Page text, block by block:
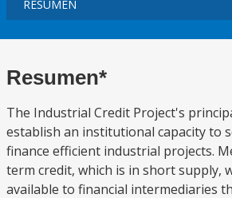
Resumen*
The Industrial Credit Project's
establish an institutional capacity to
finance efficient industrial projects.
term credit, which is in short supply,
available to financial intermediaries